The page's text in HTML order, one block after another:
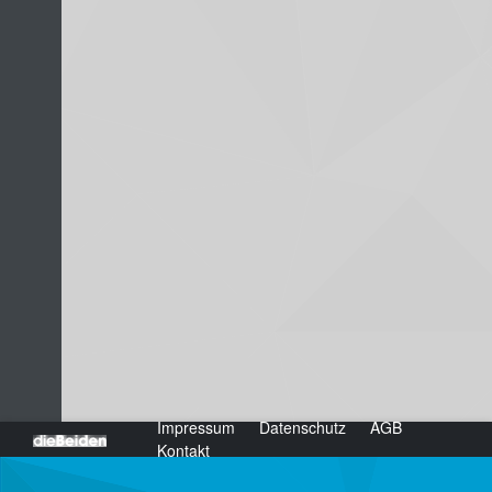
dieBeiden Internetagentur GmbH, Salzburg
Impressum Datenschutz
AGB
Kontakt